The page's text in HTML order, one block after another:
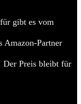
gibt es vom
Amazon-Partner
Der Preis bleibt für